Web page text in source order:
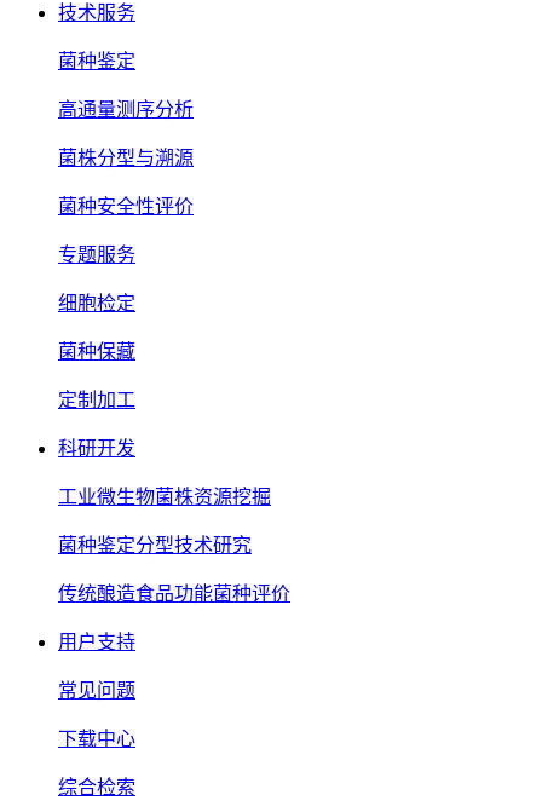
技术服务
菌种鉴定
高通量测序分析
菌株分型与溯源
菌种安全性评价
专题服务
细胞检定
菌种保藏
定制加工
科研开发
工业微生物菌株资源挖掘
菌种鉴定分型技术研究
传统酿造食品功能菌种评价
用户支持
常见问题
下载中心
综合检索